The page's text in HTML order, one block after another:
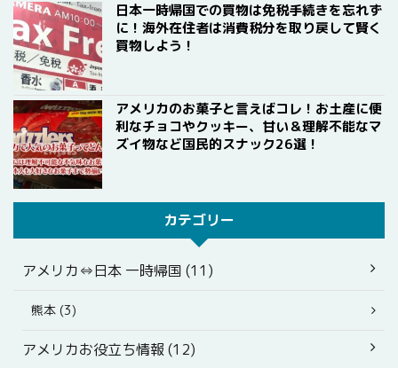
日本一時帰国での買物は免税手続きを忘れず
に！海外在住者は消費税分を取り戻して賢く
買物しよう！
アメリカのお菓子と言えばコレ！お土産に便
利なチョコやクッキー、甘い＆理解不能なマ
ズイ物など国民的スナック26選！
カテゴリー
アメリカ⇔日本 一時帰国 (11)
熊本 (3)
アメリカお役立ち情報 (12)